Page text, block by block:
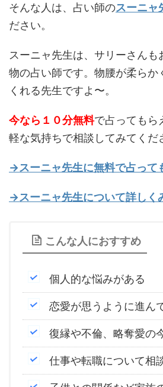
そんな人は、占い師のスーニャ
ださい。
スーニャ先生は、サリーさんも
物の占い師です。物腰が柔らか
くれる先生ですよ〜。
今なら１０分無料で占ってもら
軽な気持ちで相談してみてくだ
→スーニャ先生に無料で占って
→スーニャ先生について詳しく
こんな人におすすめ
個人的な悩みがある
恋愛が思うように進ん
復縁や不倫、略奪愛の
仕事や転職について相